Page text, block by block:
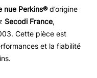
nue Perkins®d’origine
Secodi France,
Cette pièce est
et la fiabilité